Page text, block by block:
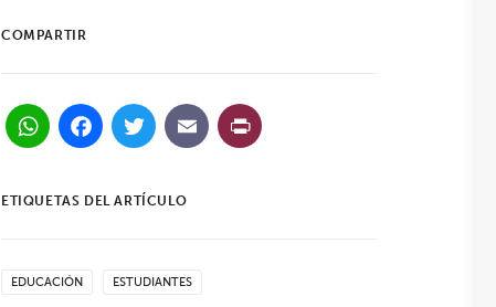
COMPARTIR
WhatsApp
Facebook
Twitter
Email
ETIQUETAS DEL ARTÍCULO
EDUCACIÓN ESTUDIANTES